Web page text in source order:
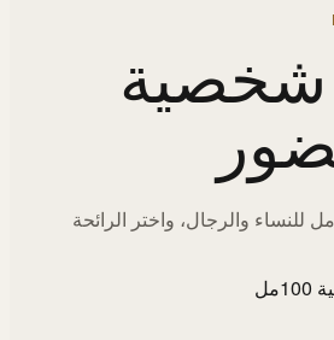
اكتشف مجموعة 100مل للنساء والرجال، واختر الرائحة